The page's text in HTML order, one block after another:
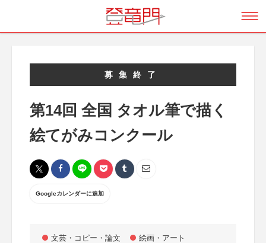
募集終了
第14回 全国 タオル筆で描く
絵てがみコンクール
Googleカレンダーに追加
文芸・コピー・論文
絵画・アート